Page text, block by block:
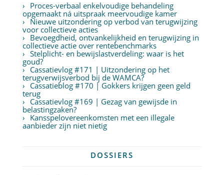
Proces-verbaal enkelvoudige behandeling
opgemaakt ná uitspraak meervoudige kamer
Nieuwe uitzondering op verbod van terugwijzing
voor collectieve acties
Bevoegdheid, ontvankelijkheid en terugwijzing in
collectieve actie over rentebenchmarks
Stelplicht- en bewijslastverdeling: waar is het
goud?
Cassatievlog #171 | Uitzondering op het
terugverwijsverbod bij de WAMCA?
Cassatieblog #170 | Gokkers krijgen geen geld
terug
Cassatievlog #169 | Gezag van gewijsde in
belastingzaken?
Kansspelovereenkomsten met een illegale
aanbieder zijn niet nietig
DOSSIERS